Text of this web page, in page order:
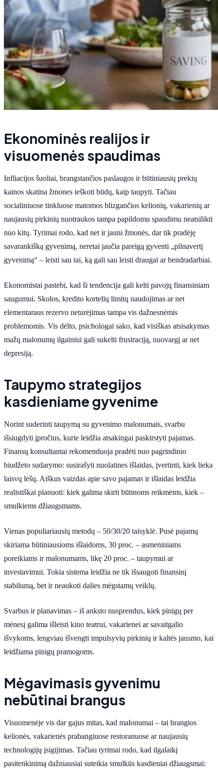
Ekonominės realijos ir
visuomenės spaudimas
Infliacijos šuoliai, brangstančios paslaugos ir būtiniausių prekių
kainos skatina žmones ieškoti būdų, kaip taupyti. Tačiau
socialiniuose tinkluose matomos blizgančios kelionių, vakarienių ar
naujausių pirkinių nuotraukos tampa papildomu spaudimu neatsilikti
nuo kitų. Tyrimai rodo, kad net ir jauni žmonės, dar tik pradėję
savarankišką gyvenimą, neretai jaučia pareigą gyventi „pilnavertį
gyvenimą“ – leisti sau tai, ką gali sau leisti draugai ar bendradarbiai.
Ekonomistai pastebi, kad ši tendencija gali kelti pavojų finansiniam
saugumui. Skolos, kredito kortelių limitų naudojimas ar net
elementaraus rezervo neturėjimas tampa vis dažnesnėmis
problemomis. Vis dėlto, psichologai sako, kad visiškas atsisakymas
mažų malonumų ilgainiui gali sukelti frustraciją, nuovargį ar net
depresiją.
Taupymo strategijos
kasdieniame gyvenime
Norint suderinti taupymą su gyvenimo malonumais, svarbu
išsiugdyti įpročius, kurie leidžia atsakingai paskirstyti pajamas.
Finansų konsultantai rekomenduoja pradėti nuo pagrindinio
biudžeto sudarymo: susirašyti nuolatines išlaidas, įvertinti, kiek lieka
laisvų lėšų. Aiškus vaizdas apie savo pajamas ir išlaidas leidžia
realistiškai planuoti: kiek galima skirti būtinoms reikmėms, kiek –
smulkiems džiaugsmams.
Vienas populiariausių metodų – 50/30/20 taisyklė. Pusė pajamų
skiriama būtiniausioms išlaidoms, 30 proc. – asmeniniams
poreikiams ir malonumams, likę 20 proc. – taupymui ar
investavimui. Tokia sistema leidžia ne tik išsaugoti finansinį
stabilumą, bet ir neaukoti dalies mėgstamų veiklų.
Svarbus ir planavimas – iš anksto nusprendus, kiek pinigų per
mėnesį galima išleisti kino teatrui, vakarienei ar savaitgalio
išvykoms, lengviau išvengti impulsyvių pirkinių ir kaltės jausmo, kai
leidžiama pinigų pramogoms.
Mėgavimasis gyvenimu
nebūtinai brangus
Visuomenėje vis dar gajus mitas, kad malonumai – tai brangios
kelionės, vakarienės prabangiuose restoranuose ar naujausių
technologijų įsigijimas. Tačiau tyrimai rodo, kad ilgalaikį
pasitenkinimą dažniausiai suteikia smulkūs kasdieniai džiaugsmai: